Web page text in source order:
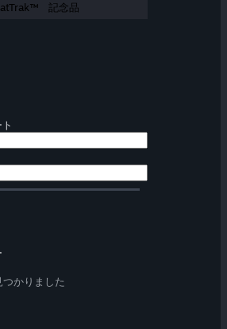
記念品
かりました